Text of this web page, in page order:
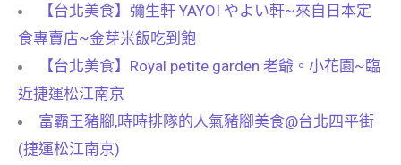
【台北美食】彌生軒 YAYOI やよい軒~來自日本定
食專賣店~金芽米飯吃到飽
【台北美食】Royal petite garden 老爺。小花園~臨
近捷運松江南京
富霸王豬腳,時時排隊的人氣豬腳美食@台北四平街
(捷運松江南京)